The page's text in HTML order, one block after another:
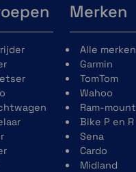
Merken
Alle merken
Garmin
TomTom
Wahoo
Ram-mount
Bike P en R
Sena
Cardo
Midland